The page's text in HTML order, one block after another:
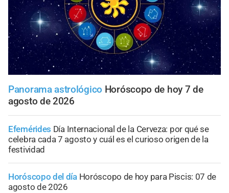
Panorama astrológico Horóscopo de hoy 7 de
agosto de 2026
Efemérides Día Internacional de la Cerveza: por qué se
celebra cada 7 agosto y cuál es el curioso origen de la
festividad
Horóscopo del día Horóscopo de hoy para Piscis: 07 de
agosto de 2026